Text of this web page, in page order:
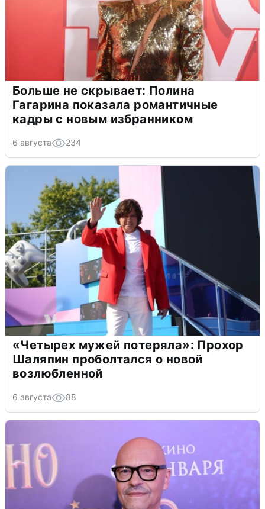
Больше не скрывает: Полина
Гагарина показала романтичные
кадры с новым избранником
6 августа 234
«Четырех мужей потеряла»: Прохор
Шаляпин проболтался о новой
возлюбленной
6 августа 88